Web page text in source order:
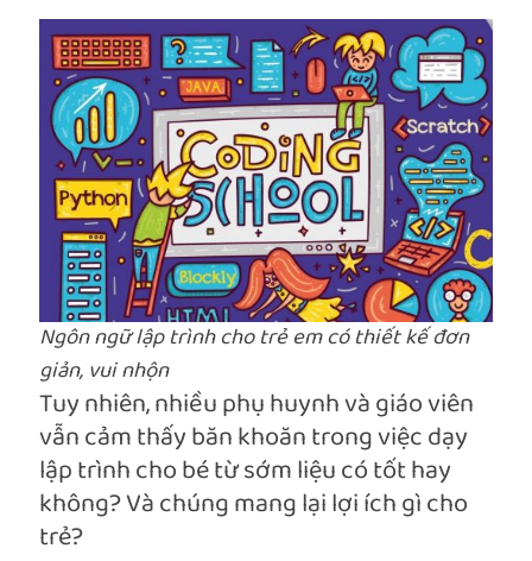
Ngôn ngữ lập trình cho trẻ em có thiết kế đơn
giản, vui nhộn
Tuy nhiên, nhiều phụ huynh và giáo viên
vẫn cảm thấy băn khoăn trong việc dạy
lập trình cho bé từ sớm liệu có tốt hay
không? Và chúng mang lại lợi ích gì cho
trẻ?